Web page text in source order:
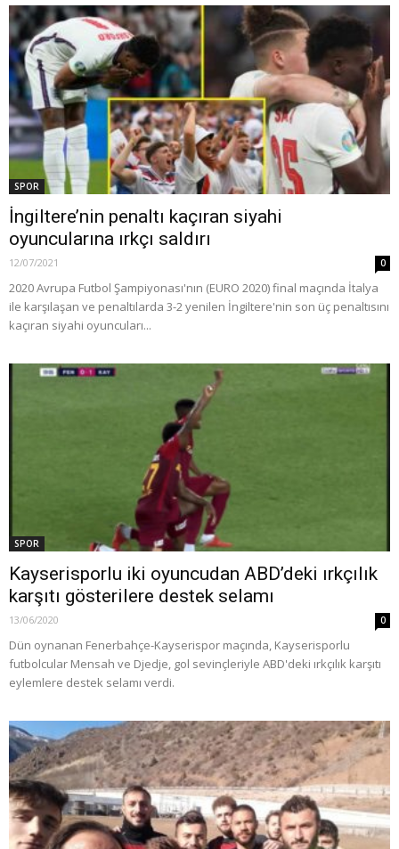
SPOR
İngiltere’nin penaltı kaçıran siyahi
oyuncularına ırkçı saldırı
12/07/2021 0
2020 Avrupa Futbol Şampiyonası'nın (EURO 2020) final maçında İtalya
ile karşılaşan ve penaltılarda 3-2 yenilen İngiltere'nin son üç penaltısını
kaçıran siyahi oyuncuları...
SPOR
Kayserisporlu iki oyuncudan ABD’deki ırkçılık
karşıtı gösterilere destek selamı
13/06/2020 0
Dün oynanan Fenerbahçe-Kayserispor maçında, Kayserisporlu
futbolcular Mensah ve Djedje, gol sevinçleriyle ABD'deki ırkçılık karşıtı
eylemlere destek selamı verdi.